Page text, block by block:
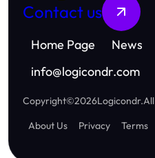
Contact us
Home Page News
info@logicondr.com
Copyright©2026Logicondr.
About Us
Privacy Terms